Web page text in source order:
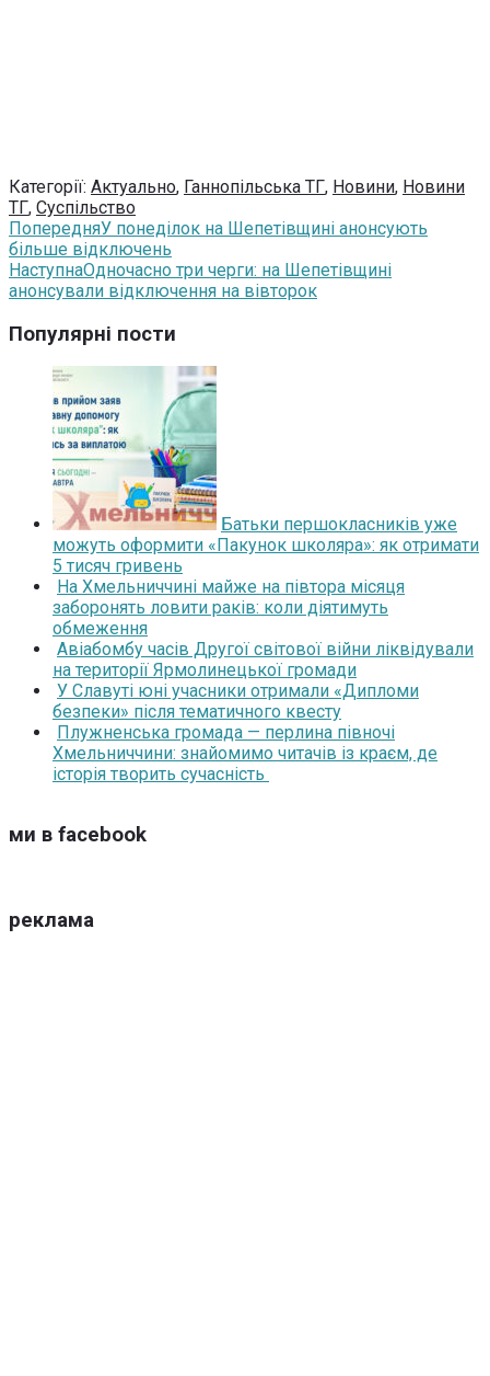
Категорії: Актуально, Ганнопільська ТГ, Новини, Новини
ТГ, Суспільство
ПопередняУ понеділок на Шепетівщині анонсують
більше відключень
НаступнаОдночасно три черги: на Шепетівщині
анонсували відключення на вівторок
Популярні пости
Батьки першокласників уже
можуть оформити «Пакунок школяра»: як отримати
5 тисяч гривень
На Хмельниччині майже на півтора місяця
заборонять ловити раків: коли діятимуть
обмеження
Авіабомбу часів Другої світової війни ліквідували
на території Ярмолинецької громади
У Славуті юні учасники отримали «Дипломи
безпеки» після тематичного квесту
Плужненська громада — перлина півночі
Хмельниччини: знайомимо читачів із краєм, де
історія творить сучасність
ми в facebook
реклама